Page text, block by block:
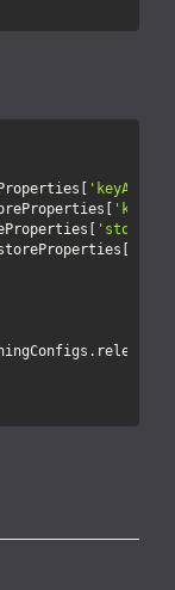
'keyAlias'